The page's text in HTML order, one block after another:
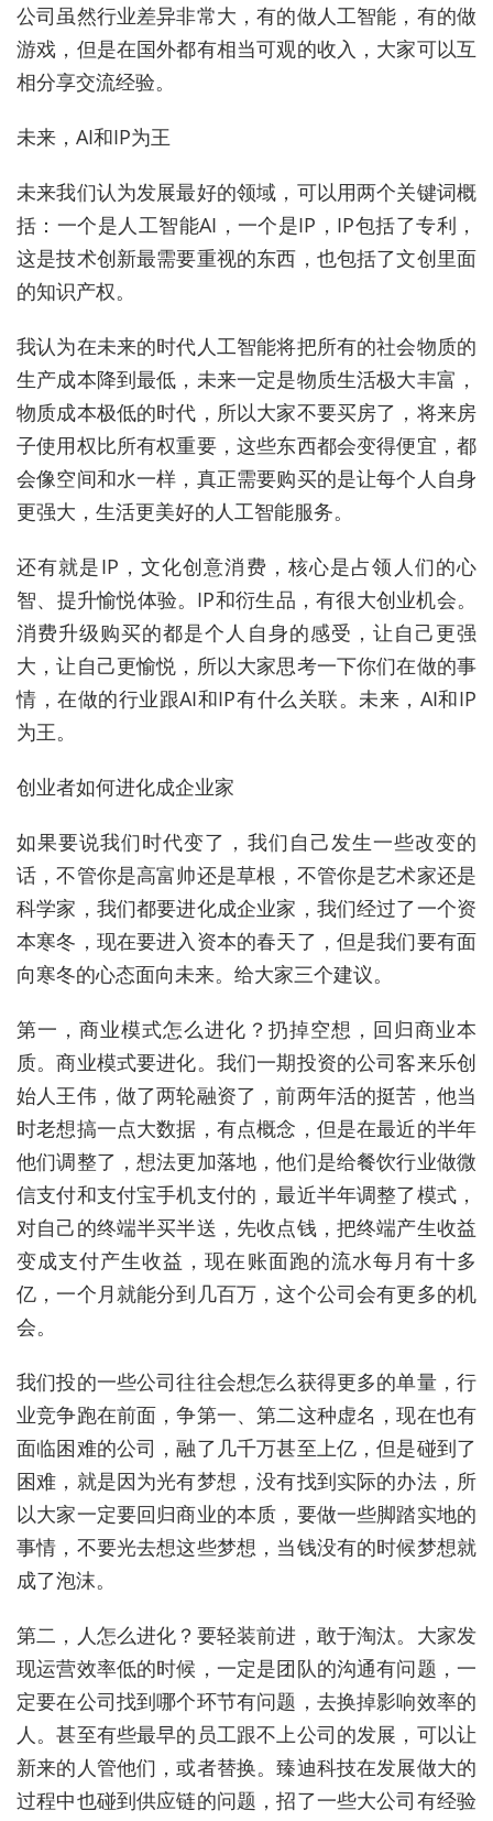
公司虽然行业差异非常大，有的做人工智能，有的做
游戏，但是在国外都有相当可观的收入，大家可以互
相分享交流经验。
未来，AI和IP为王
未来我们认为发展最好的领域，可以用两个关键词概
括：一个是人工智能AI，一个是IP，IP包括了专利，
这是技术创新最需要重视的东西，也包括了文创里面
的知识产权。
我认为在未来的时代人工智能将把所有的社会物质的
生产成本降到最低，未来一定是物质生活极大丰富，
物质成本极低的时代，所以大家不要买房了，将来房
子使用权比所有权重要，这些东西都会变得便宜，都
会像空间和水一样，真正需要购买的是让每个人自身
更强大，生活更美好的人工智能服务。
还有就是IP，文化创意消费，核心是占领人们的心
智、提升愉悦体验。IP和衍生品，有很大创业机会。
消费升级购买的都是个人自身的感受，让自己更强
大，让自己更愉悦，所以大家思考一下你们在做的事
情，在做的行业跟AI和IP有什么关联。未来，AI和IP
为王。
创业者如何进化成企业家
如果要说我们时代变了，我们自己发生一些改变的
话，不管你是高富帅还是草根，不管你是艺术家还是
科学家，我们都要进化成企业家，我们经过了一个资
本寒冬，现在要进入资本的春天了，但是我们要有面
向寒冬的心态面向未来。给大家三个建议。
第一，商业模式怎么进化？扔掉空想，回归商业本
质。商业模式要进化。我们一期投资的公司客来乐创
始人王伟，做了两轮融资了，前两年活的挺苦，他当
时老想搞一点大数据，有点概念，但是在最近的半年
他们调整了，想法更加落地，他们是给餐饮行业做微
信支付和支付宝手机支付的，最近半年调整了模式，
对自己的终端半买半送，先收点钱，把终端产生收益
变成支付产生收益，现在账面跑的流水每月有十多
亿，一个月就能分到几百万，这个公司会有更多的机
会。
我们投的一些公司往往会想怎么获得更多的单量，行
业竞争跑在前面，争第一、第二这种虚名，现在也有
面临困难的公司，融了几千万甚至上亿，但是碰到了
困难，就是因为光有梦想，没有找到实际的办法，所
以大家一定要回归商业的本质，要做一些脚踏实地的
事情，不要光去想这些梦想，当钱没有的时候梦想就
成了泡沫。
第二，人怎么进化？要轻装前进，敢于淘汰。大家发
现运营效率低的时候，一定是团队的沟通有问题，一
定要在公司找到哪个环节有问题，去换掉影响效率的
人。甚至有些最早的员工跟不上公司的发展，可以让
新来的人管他们，或者替换。臻迪科技在发展做大的
过程中也碰到供应链的问题，招了一些大公司有经验